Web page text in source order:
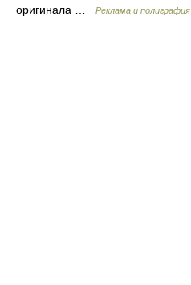
оригинала …
Реклама и полиграфия